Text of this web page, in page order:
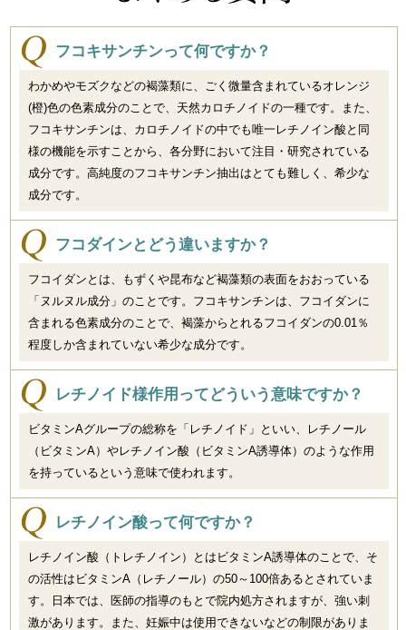
フコキサンチンって何ですか？
わかめやモズクなどの褐藻類に、ごく微量含まれているオレンジ
(橙)色の色素成分のことで、天然カロチノイドの一種です。また、
フコキサンチンは、カロチノイドの中でも唯一レチノイン酸と同
様の機能を示すことから、各分野において注目・研究されている
成分です。高純度のフコキサンチン抽出はとても難しく、希少な
成分です。
フコダインとどう違いますか？
フコイダンとは、もずくや昆布など褐藻類の表面をおおっている
「ヌルヌル成分」のことです。フコキサンチンは、フコイダンに
含まれる色素成分のことで、褐藻からとれるフコイダンの0.01％
程度しか含まれていない希少な成分です。
レチノイド様作用ってどういう意味ですか？
ビタミンAグループの総称を「レチノイド」といい、レチノール
（ビタミンA）やレチノイン酸（ビタミンA誘導体）のような作用
を持っているという意味で使われます。
レチノイン酸って何ですか？
レチノイン酸（トレチノイン）とはビタミンA誘導体のことで、そ
の活性はビタミンA（レチノール）の50～100倍あるとされていま
す。日本では、医師の指導のもとで院内処方されますが、強い刺
激があります。また、妊娠中は使用できないなどの制限がありま